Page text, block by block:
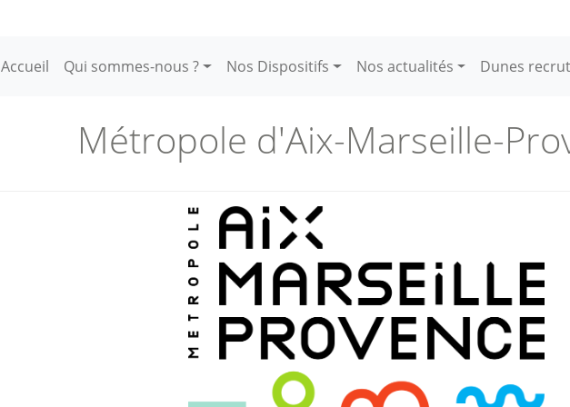
Main navigation
Accueil Qui sommes-nous ? Nos Dispositifs Nos actualités Dunes
Métropole d'Aix-Marseille-